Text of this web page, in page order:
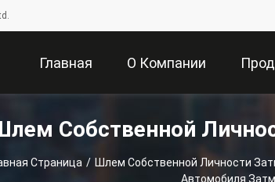
Главная
Страница
О Компании
Собственной
Страница / Шлем Собственной Личности
Автомобиля